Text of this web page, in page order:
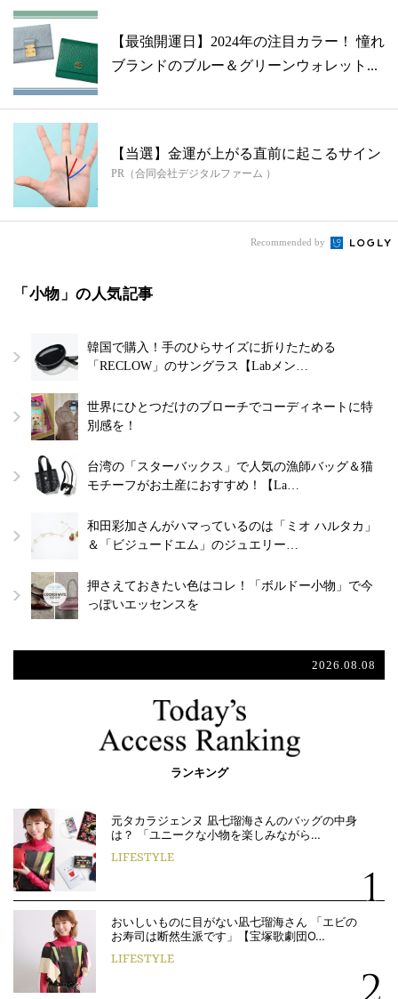
【最強開運日】2024年の注目カラー！ 憧れ
ブランドのブルー＆グリーンウォレット...
【当選】金運が上がる直前に起こるサイン
PR（合同会社デジタルファーム ）
Recommended by
「小物」の人気記事
韓国で購入！手のひらサイズに折りたためる
「RECLOW」のサングラス【Labメン…
世界にひとつだけのブローチでコーディネートに特
別感を！
台湾の「スターバックス」で人気の漁師バッグ＆猫
モチーフがお土産におすすめ！【La…
和田彩加さんがハマっているのは「ミオ ハルタカ」
＆「ビジュードエム」のジュエリー…
押さえておきたい色はコレ！「ボルドー小物」で今
っぽいエッセンスを
2026.08.08
ランキング
元タカラジェンヌ 凪七瑠海さんのバッグの中身
は？ 「ユニークな小物を楽しみながら…
LIFESTYLE
おいしいものに目がない凪七瑠海さん 「エビの
お寿司は断然生派です」【宝塚歌劇団O…
LIFESTYLE